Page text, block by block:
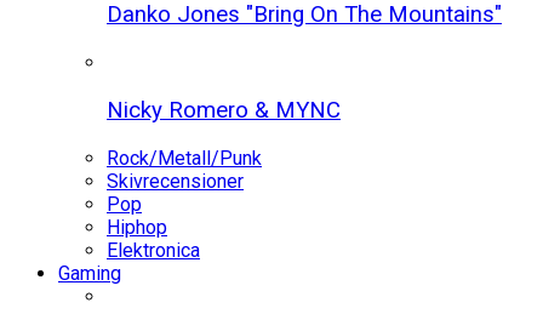
Danko Jones "Bring On The Mountains"
Nicky Romero & MYNC
Rock/Metall/Punk
Skivrecensioner
Pop
Hiphop
Elektronica
Gaming